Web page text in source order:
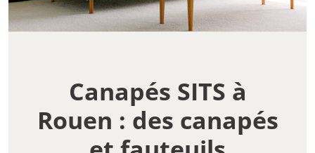
Canapés SITS à
Rouen : des canapés